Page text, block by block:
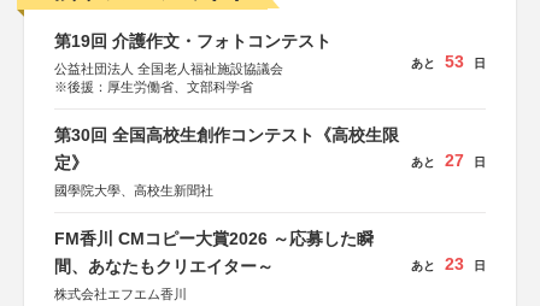
第19回 介護作文・フォトコンテスト
公益社団法人 全国老人福祉施設協議会
※後援：厚生労働省、文部科学省
あと 53 日
第30回 全国高校生創作コンテスト《高校生限
定》
國學院大學、高校生新聞社
あと 27 日
FM香川 CMコピー大賞2026 ～応募した瞬
間、あなたもクリエイター～
株式会社エフエム香川
あと 23 日